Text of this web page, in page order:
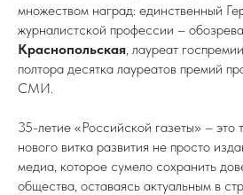
множеством наград: единственный
журналистской профессии –
Краснопольская, лауреат госпремии
полтора десятка лауреатов премий
СМИ.
35-летие «Российской газеты» – это
нового витка развития не просто
медиа, которое сумело сохранить
общества, оставаясь актуальным в